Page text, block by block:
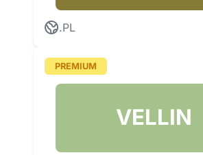
.PL
PREMIUM
VELLIN